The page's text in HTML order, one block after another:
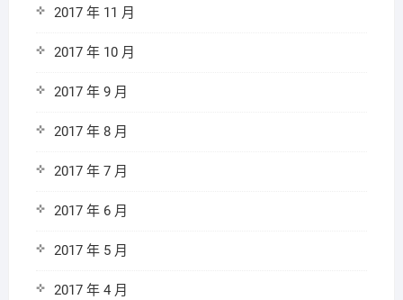
2017 年 11 月
2017 年 10 月
2017 年 9 月
2017 年 8 月
2017 年 7 月
2017 年 6 月
2017 年 5 月
2017 年 4 月